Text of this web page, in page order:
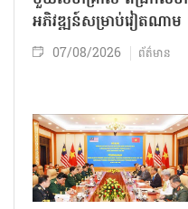
អភិវឌ្ឍន៍សម្រាប់វៀតណាម
07/08/2026 ព័ត៌មាន